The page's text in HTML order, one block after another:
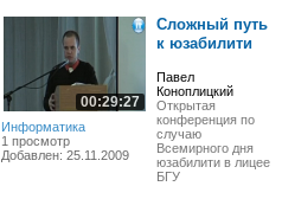
00:29:27
Информатика
1 просмотр
Добавлен: 25.11.2009
Сложный путь
к юзабилити
Павел
Коноплицкий
Открытая
конференция по
случаю
Всемирного дня
юзабилити в лицее
БГУ